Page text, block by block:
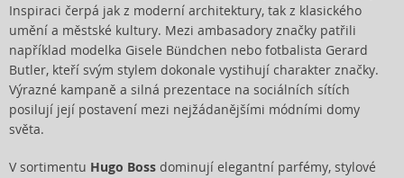
Inspiraci čerpá jak z moderní architektury, tak z klasického
umění a městské kultury. Mezi ambasadory značky patřili
například modelka Gisele Bündchen nebo fotbalista Gerard
Butler, kteří svým stylem dokonale vystihují charakter značky.
Výrazné kampaně a silná prezentace na sociálních sítích
posilují její postavení mezi nejžádanějšími módními domy
světa.
V sortimentu Hugo Boss dominují elegantní parfémy, stylové